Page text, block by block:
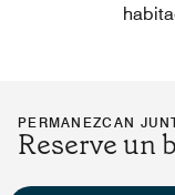
PERMANEZCAN
Reserve un